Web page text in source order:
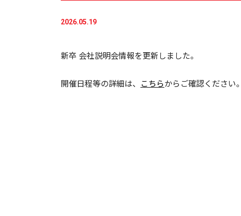
2026.05.19
新卒 会社説明会情報を更新しました。
開催日程等の詳細は、 こちらからご確認ください。